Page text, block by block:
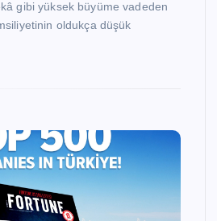
gibi yüksek büyüme vadeden
oldukça düşük